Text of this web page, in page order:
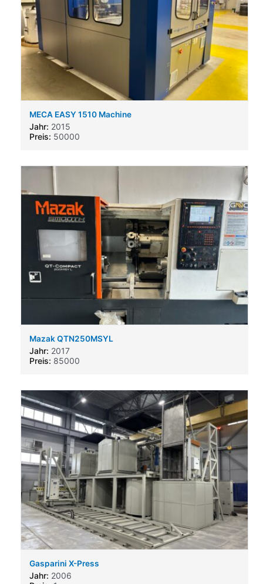
MECA EASY 1510 Machine
Jahr: 2015
Preis: 50000
Mazak QTN250MSYL
Jahr: 2017
Preis: 85000
Gasparini X-Press
Jahr: 2006